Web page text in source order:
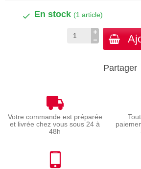
En stock (1 article)
Partager
Votre commande est préparée
et livrée chez vous sous 24 à
48h